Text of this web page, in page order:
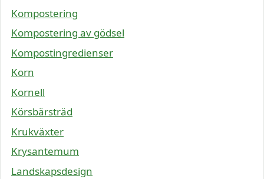
Kompostering
Kompostering av gödsel
Kompostingredienser
Korn
Kornell
Körsbärsträd
Krukväxter
Krysantemum
Landskapsdesign